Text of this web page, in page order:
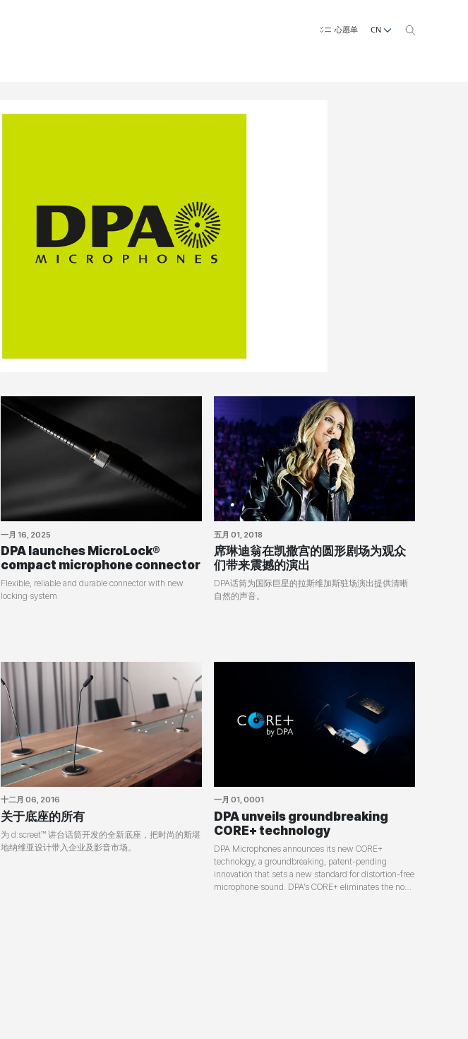
心愿单 CN
一月 16, 2025
DPA launches MicroLock®
compact microphone connector
Flexible, reliable and durable connector with new
locking system
五月 01, 2018
席琳迪翁在凯撒宫的圆形剧场为观众
们带来震撼的演出
DPA话筒为国际巨星的拉斯维加斯驻场演出提供清晰
自然的声音。
十二月 06, 2016
关于底座的所有
为 d:screet™ 讲台话筒开发的全新底座，把时尚的斯堪
地纳维亚设计带入企业及影音市场。
一月 01, 0001
DPA unveils groundbreaking
CORE+ technology
DPA Microphones announces its new CORE+
technology, a groundbreaking, patent-pending
innovation that sets a new standard for distortion-free
microphone sound. DPA’s CORE+ eliminates the non-